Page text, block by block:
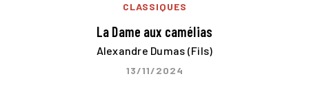
CLASSIQUES
La Dame aux camélias
Alexandre Dumas (Fils)
13/11/2024